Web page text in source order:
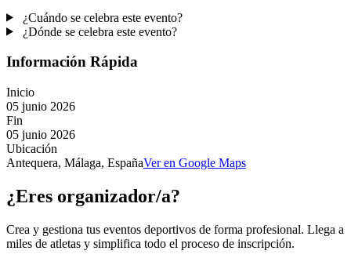
¿Cuándo se celebra este evento?
¿Dónde se celebra este evento?
Información Rápida
Inicio
05 junio 2026
Fin
05 junio 2026
Ubicación
Antequera, Málaga, EspañaVer en Google Maps
¿Eres organizador/a?
Crea y gestiona tus eventos deportivos de forma profesional. Llega a
miles de atletas y simplifica todo el proceso de inscripción.